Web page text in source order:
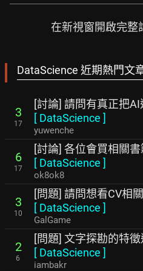
在新視窗開啟完整
DataScience 近期熱門文
3
17
[討論] 請問有真正把
[ DataScience ]
yuwenche
6
17
[討論] 各位會買相關
[ DataScience ]
ok8ok8
3
10
[問題] 請問想看CV相
[ DataScience ]
GalGame
2
6
[問題] 文字探勘的特
[ DataScience ]
iambakr